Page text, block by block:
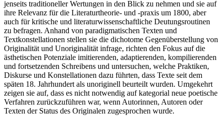
jenseits traditioneller Wertungen in den Blick zu nehmen und sie auf
ihre Relevanz für die Literaturtheorie- und -praxis um 1800, aber
auch für kritische und literaturwissenschaftliche Deutungsroutinen
zu befragen. Anhand von paradigmatischen Texten und
Textkonstellationen stellen sie die dichotome Gegenüberstellung von
Originalität und Unoriginalität infrage, richten den Fokus auf die
ästhetischen Potenziale imitierenden, adaptierenden, kompilierenden
und fortsetzenden Schreibens und untersuchen, welche Praktiken,
Diskurse und Konstellationen dazu führten, dass Texte seit dem
späten 18. Jahrhundert als unoriginell beurteilt wurden. Umgekehrt
zeigen sie auf, dass es nicht notwendig auf kategorial neue poetische
Verfahren zurückzuführen war, wenn Autorinnen, Autoren oder
Texten der Status des Originalen zugesprochen wurde.